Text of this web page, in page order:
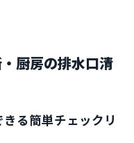
厨房の排水口清
る簡単チェックリ